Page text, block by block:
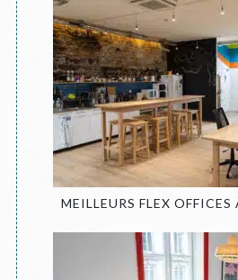
MEILLEURS FLEX